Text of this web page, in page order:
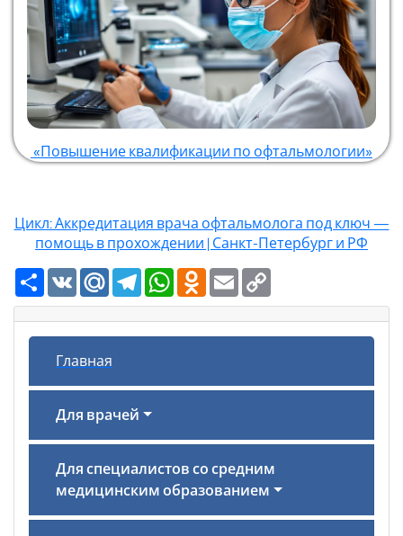
«Повышение квалификации по офтальмологии»
Цикл: Аккредитация врача офтальмолога под ключ —
помощь в прохождении | Санкт-Петербург и РФ
Ресурс
VK Mail.RuTelegramWhatsAppOdnoklassniki
Email
Главная
Для врачей
Для специалистов со средним
медицинским образованием